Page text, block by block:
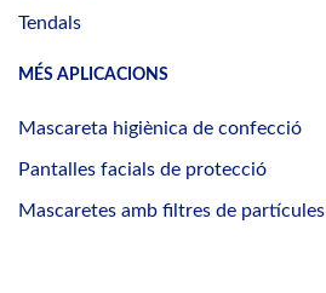
Tendals
MÉS APLICACIONS
Mascareta higiènica de confecció
Pantalles facials de protecció
Mascaretes amb filtres de partícules